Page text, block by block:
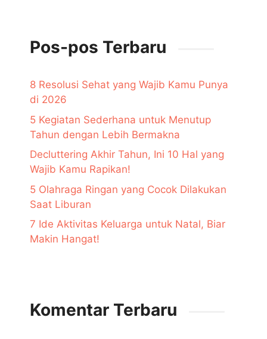
Pos-pos Terbaru
8 Resolusi Sehat yang Wajib Kamu Punya
di 2026
5 Kegiatan Sederhana untuk Menutup
Tahun dengan Lebih Bermakna
Decluttering Akhir Tahun, Ini 10 Hal yang
Wajib Kamu Rapikan!
5 Olahraga Ringan yang Cocok Dilakukan
Saat Liburan
7 Ide Aktivitas Keluarga untuk Natal, Biar
Makin Hangat!
Komentar Terbaru